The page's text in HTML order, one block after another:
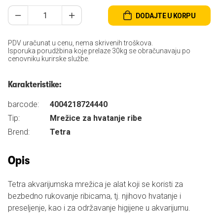
DODAJTE U KORPU
PDV uračunat u cenu, nema skrivenih troškova.
Isporuka porudžbina koje prelaze 30kg se obračunavaju po
cenovniku kurirske službe.
Karakteristike:
barcode:
4004218724440
Tip:
Mrežice za hvatanje ribe
Brend:
Tetra
Opis
Tetra akvarijumska mrežica je alat koji se koristi za
bezbedno rukovanje ribicama, tj. njihovo hvatanje i
preseljenje, kao i za održavanje higijene u akvarijumu.